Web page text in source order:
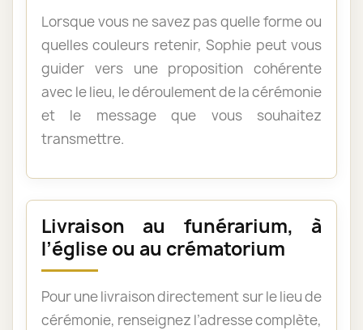
Lorsque vous ne savez pas quelle forme ou
quelles couleurs retenir, Sophie peut vous
guider vers une proposition cohérente
avec le lieu, le déroulement de la cérémonie
et le message que vous souhaitez
transmettre.
Livraison au funérarium, à
l’église ou au crématorium
Pour une livraison directement sur le lieu de
cérémonie, renseignez l’adresse complète,